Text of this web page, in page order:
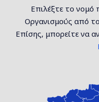
Επιλέξτε το νομό
Οργανισμούς από
Επίσης, μπορείτε να